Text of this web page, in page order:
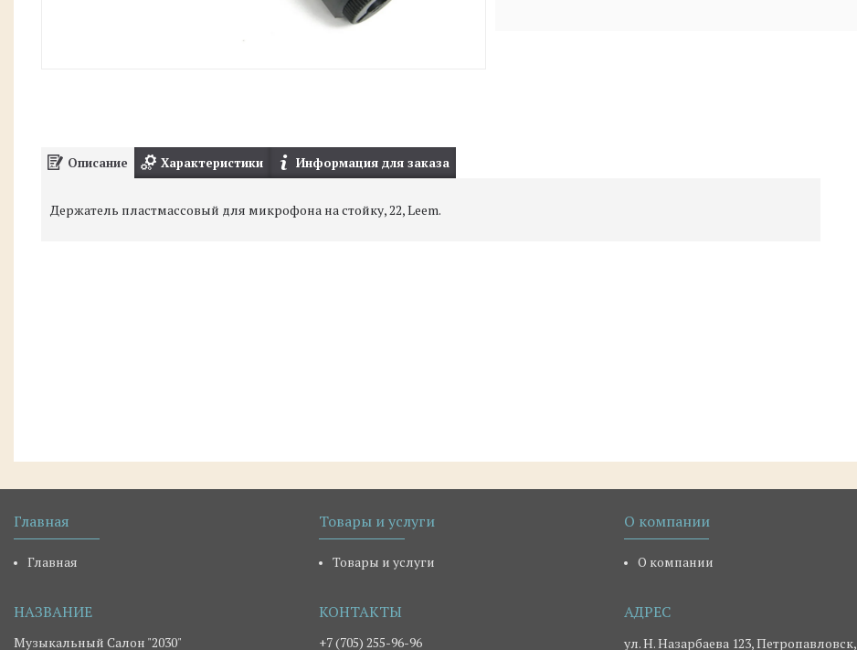
Описание Характеристики Информация для заказа
Держатель пластмассовый для микрофона на стойку, 22, Leem.
Главная
Главная
Товары и услуги
Товары и услуги
О компании
О компании
Музыкальный Салон "2030" +7 (705) 255-96-96 ул. Н. Назарбаева 123, Петропавловск,